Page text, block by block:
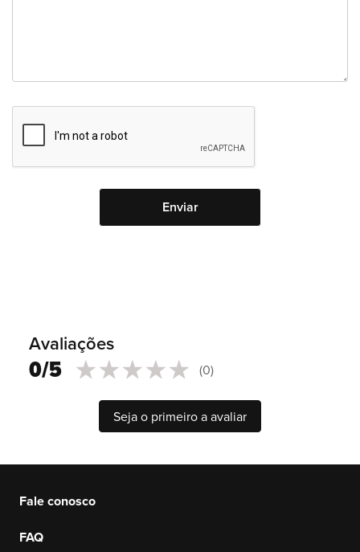
Avaliações
0/5 (0)
Seja o primeiro a avaliar
Fale conosco
FAQ